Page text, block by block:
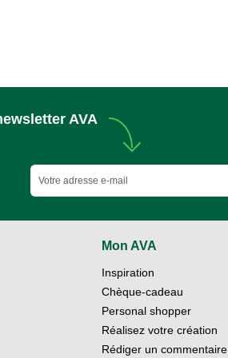
AVA
Mon AVA
Inspiration
Chèque-cadeau
Personal shopper
Réalisez votre création
Rédiger un commentaire